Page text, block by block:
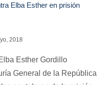
Elba Esther en prisión
2018
Esther Gordillo
General de la República